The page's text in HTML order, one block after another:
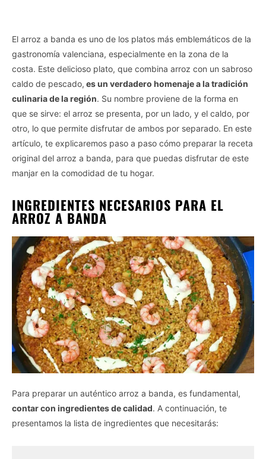
El arroz a banda es uno de los platos más emblemáticos de la
gastronomía valenciana, especialmente en la zona de la
costa. Este delicioso plato, que combina arroz con un sabroso
caldo de pescado, es un verdadero homenaje a la tradición
culinaria de la región. Su nombre proviene de la forma en
que se sirve: el arroz se presenta, por un lado, y el caldo, por
otro, lo que permite disfrutar de ambos por separado. En este
artículo, te explicaremos paso a paso cómo preparar la receta
original del arroz a banda, para que puedas disfrutar de este
manjar en la comodidad de tu hogar.
INGREDIENTES NECESARIOS PARA EL
ARROZ A BANDA
Para preparar un auténtico arroz a banda, es fundamental,
contar con ingredientes de calidad. A continuación, te
presentamos la lista de ingredientes que necesitarás: